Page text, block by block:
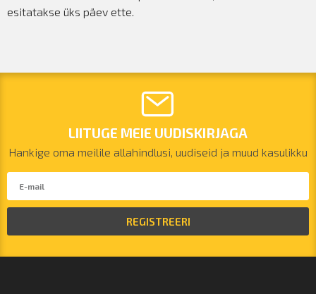
esitatakse üks päev ette.
LIITUGE MEIE UUDISKIRJAGA
Hankige oma meilile allahindlusi, uudiseid ja muud kasulikku
REGISTREERI